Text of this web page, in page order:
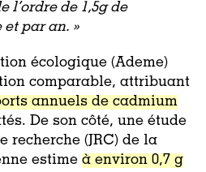
l’ordre de 1,5g de
par an. »
écologique (Ademe)
comparable, attribuant
annuels de cadmium
De son côté, une étude
recherche (JRC) de la
estime à environ 0,7 g